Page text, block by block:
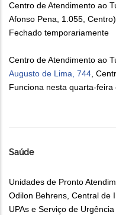
Centro de Atendimento ao
Afonso Pena, 1.055, Centro)
Fechado temporariamente
Centro de Atendimento ao
Augusto de Lima, 744,
Funciona nesta quarta-feira
Saúde
Unidades de Pronto
Odilon Behrens, Central de
UPAs e Serviço de